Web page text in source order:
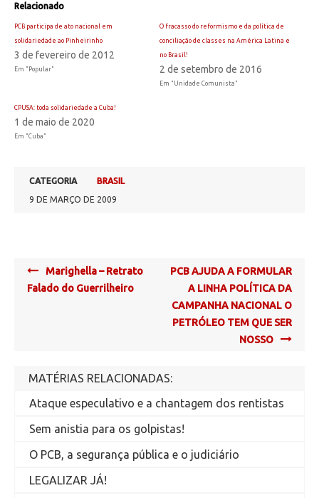
Relacionado
PCB participa de ato nacional em
solidariedade ao Pinheirinho
3 de fevereiro de 2012
Em "Popular"
O fracasso do reformismo e da política de
conciliação de classes na América Latina e
no Brasil!
2 de setembro de 2016
Em "Unidade Comunista"
CPUSA: toda solidariedade a Cuba!
1 de maio de 2020
Em "Cuba"
CATEGORIA
BRASIL
9 DE MARÇO DE 2009
Post
navigation
Marighella – Retrato
Falado do Guerrilheiro
PCB AJUDA A FORMULAR
A LINHA POLÍTICA DA
CAMPANHA NACIONAL O
PETRÓLEO TEM QUE SER
NOSSO
MATÉRIAS RELACIONADAS:
Ataque especulativo e a chantagem dos rentistas
Sem anistia para os golpistas!
O PCB, a segurança pública e o judiciário
LEGALIZAR JÁ!